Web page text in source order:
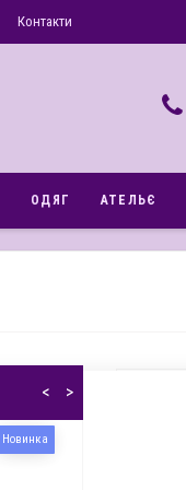
Контакти
ОДЯГ АТЕЛЬЄ
Новинка
< >